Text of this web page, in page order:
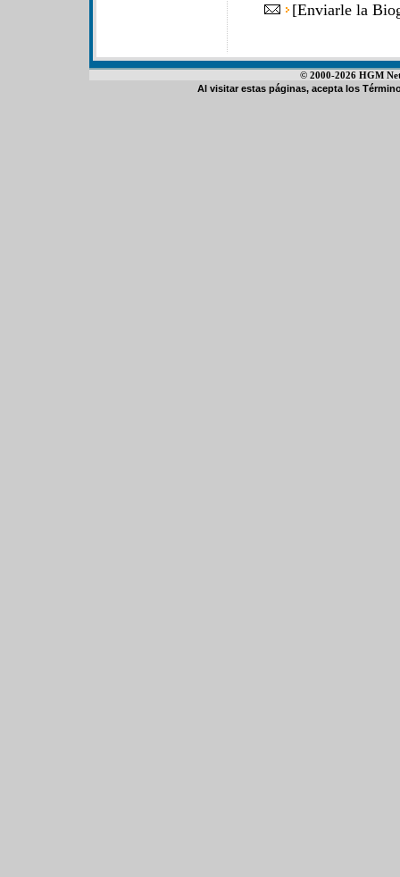
[Enviarle la
© 2000-2026 HGM
Al visitar estas páginas, acepta los